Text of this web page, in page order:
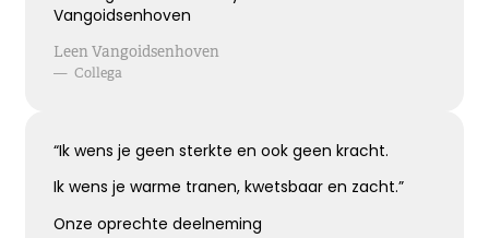
Vangoidsenhoven
Leen Vangoidsenhoven
— Collega
“Ik wens je geen sterkte en ook geen kracht.
Ik wens je warme tranen, kwetsbaar en zacht.”
Onze oprechte deelneming